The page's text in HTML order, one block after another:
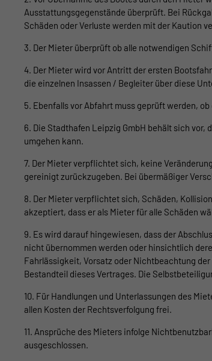
Ausstattungsgegenstände überprüft. Bei
Schäden oder Verluste werden mit der Kaution
3. Der Mieter überprüft ob alle notwendigen
4. Der Mieter wird vor Antritt der ersten
die einzelnen Insassen / Begleiter über diese
5. Ebenfalls vor Abfahrt muss geprüft werden,
6. Die Stadthafen Leipzig GmbH behält sich
umgehen kann.
7. Der Mieter verpflichtet sich, keine
gereinigt zurückzugeben. Bei übermäßiger
8. Der Mieter verpflichtet sich, Schäden,
akzeptiert, dass er als Mieter für alle Schäden
9. Es wird darauf hingewiesen, dass der
nicht übernommen werden oder hinsichtlich
Fahrlässigkeit, Vorsatz oder Nichtbeachtung
Bestandteil dieses Vertrages. Die
10. Für Handlungen und Unterlassungen des
allen Kosten der Rechtsverfolgung frei.
11. Ansprüche des Mieters infolge
ausgeschlossen.